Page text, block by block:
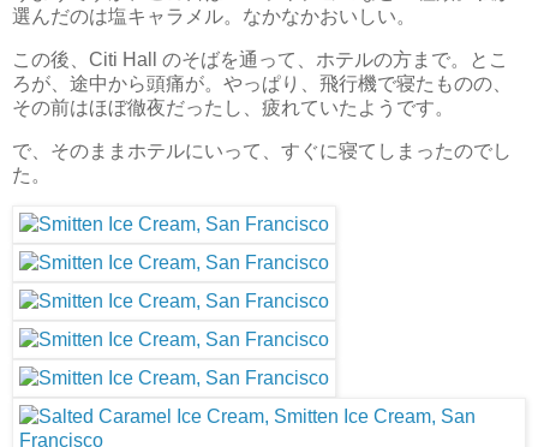
選んだのは塩キャラメル。なかなかおいしい。
この後、Citi Hall のそばを通って、ホテルの方まで。とこ
ろが、途中から頭痛が。やっぱり、飛行機で寝たものの、
その前はほぼ徹夜だったし、疲れていたようです。
で、そのままホテルにいって、すぐに寝てしまったのでし
た。